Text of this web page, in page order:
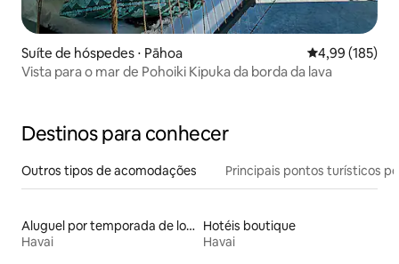
Suíte de hóspedes ⋅ Pāhoa 4,99 de uma
4,99 (185)
Vista para o mar de Pohoiki Kipuka da borda da lava
Destinos para conhecer
Outros tipos de acomodações Principais pontos turísticos
Aluguel por temporada de lofts
Havai
Hotéis boutique
Havai